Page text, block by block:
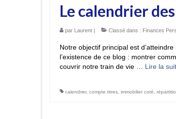
Le calendrier
par Laurent Classé dans : Finances
Notre objectif principal est
l’existence de ce blog : montrer
couvrir notre train de vie … Lire la
calendrier, compte titres, immobilier coté,